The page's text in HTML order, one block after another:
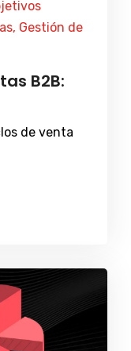
Gestión de
B2B:
de venta